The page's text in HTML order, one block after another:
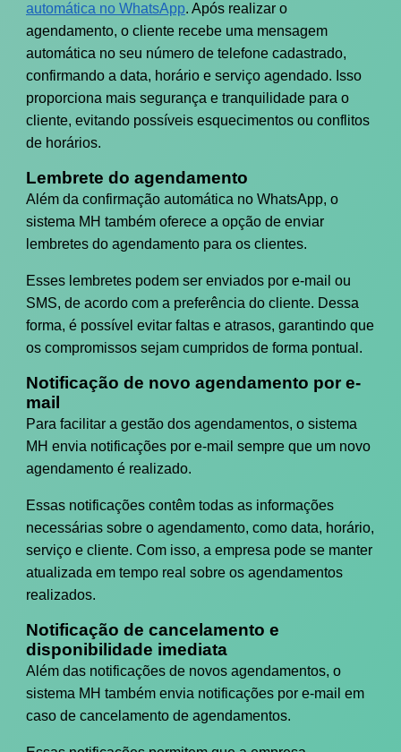
automática no WhatsApp. Após realizar o
agendamento, o cliente recebe uma mensagem
automática no seu número de telefone cadastrado,
confirmando a data, horário e serviço agendado. Isso
proporciona mais segurança e tranquilidade para o
cliente, evitando possíveis esquecimentos ou conflitos
de horários.
Lembrete do agendamento
Além da confirmação automática no WhatsApp, o
sistema MH também oferece a opção de enviar
lembretes do agendamento para os clientes.
Esses lembretes podem ser enviados por e-mail ou
SMS, de acordo com a preferência do cliente. Dessa
forma, é possível evitar faltas e atrasos, garantindo que
os compromissos sejam cumpridos de forma pontual.
Notificação de novo agendamento por e-
mail
Para facilitar a gestão dos agendamentos, o sistema
MH envia notificações por e-mail sempre que um novo
agendamento é realizado.
Essas notificações contêm todas as informações
necessárias sobre o agendamento, como data, horário,
serviço e cliente. Com isso, a empresa pode se manter
atualizada em tempo real sobre os agendamentos
realizados.
Notificação de cancelamento e
disponibilidade imediata
Além das notificações de novos agendamentos, o
sistema MH também envia notificações por e-mail em
caso de cancelamento de agendamentos.